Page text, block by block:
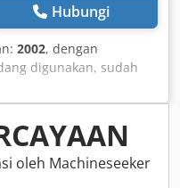
Hubungi
2002, dengan
digunakan, sudah
dibersihkan diuji
lengkap Merek:
pembuatan: 2002
standar CE Diuji
kW: 5,5 Panduan baja
oleh Machineseeker